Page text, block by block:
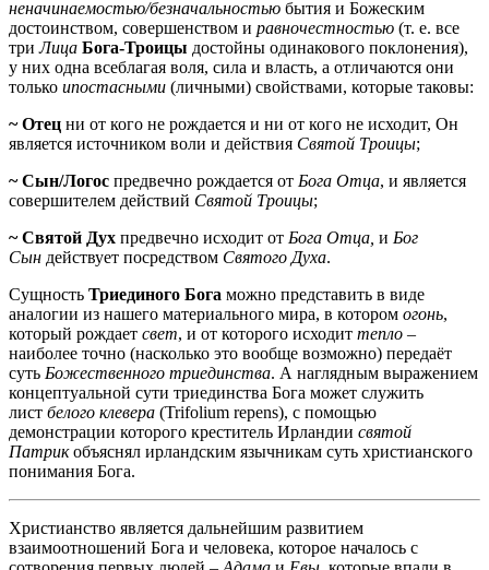
неначинаемостью/безначальностью бытия и Божеским
достоинством, совершенством и равночестностью (т. е. все
триЛица Бога-Троицы достойны одинакового поклонения),
у них одна всеблагая воля, сила и власть, а отличаются они
только ипостасными (личными) свойствами, которые таковы:
~ Отец ни от кого не рождается и ни от кого не исходит, Он
является источником воли и действия Святой Троицы;
~ Сын/Логос предвечно рождается от Бога Отца, и является
совершителем действий Святой Троицы;
~ Святой Дух предвечно исходит от Бога Отца и Бог
Сын действует посредством Святого Духа.
Сущность Триединого Бога можно представить в виде
аналогии из нашего материального мира, в котором огонь,
который рождает свет, и от которого исходит тепло –
наиболее точно (насколько это вообще возможно) передаёт
суть Божественного триединства. А наглядным выражением
концептуальной сути триединства Бога может служить
лист белого клевера (Trifolium repens), с помощью
демонстрации которого креститель Ирландии святой
Патрикобъяснял ирландским язычникам суть христианского
понимания Бога.
Христианство является дальнейшим развитием
взаимоотношений Бога и человека, которое началось с